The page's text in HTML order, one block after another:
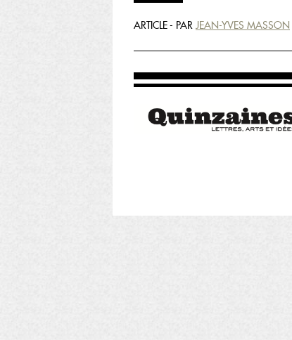
ARTICLE - PAR JEAN-YVES MASSON